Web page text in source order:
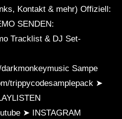
Kontakt & mehr) Offiziell:
SENDEN:
Tracklist & DJ Set-
Sampe
trippycodesamplepack ➤
➤ INSTAGRAM